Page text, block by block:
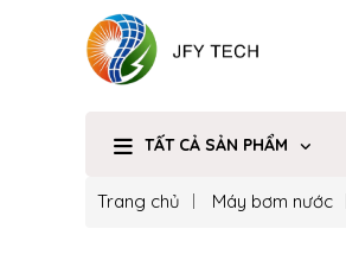
TẤT CẢ SẢN PHẨM
Trang chủ Máy bơm nước